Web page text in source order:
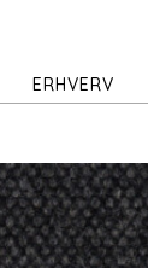
ERHVERV